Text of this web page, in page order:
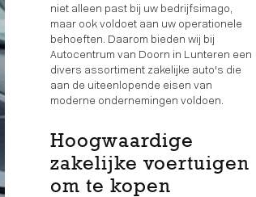
niet alleen past bij uw bedrijfsimago,
maar ook voldoet aan uw operationele
behoeften. Daarom bieden wij bij
Autocentrum van Doorn in Lunteren een
divers assortiment zakelijke auto's die
aan de uiteenlopende eisen van
moderne ondernemingen voldoen.
Hoogwaardige
zakelijke voertuigen
om te kopen